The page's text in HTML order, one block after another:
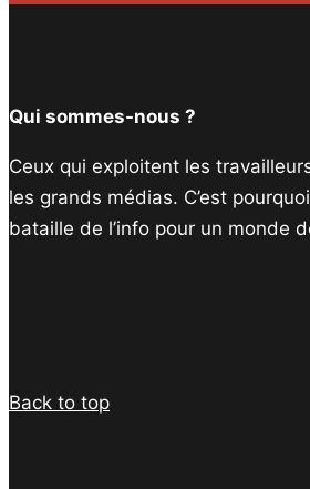
Qui sommes-nous ?
Ceux qui exploitent les
les grands médias. C’est
bataille de l’info pour un monde
Back to top